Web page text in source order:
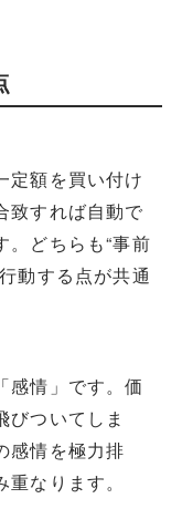
定額を買い付け
致すれば自動で
。どちらも“事前
動する点が共通
感情」です。価
ついてしま
感情を極力排
なります。